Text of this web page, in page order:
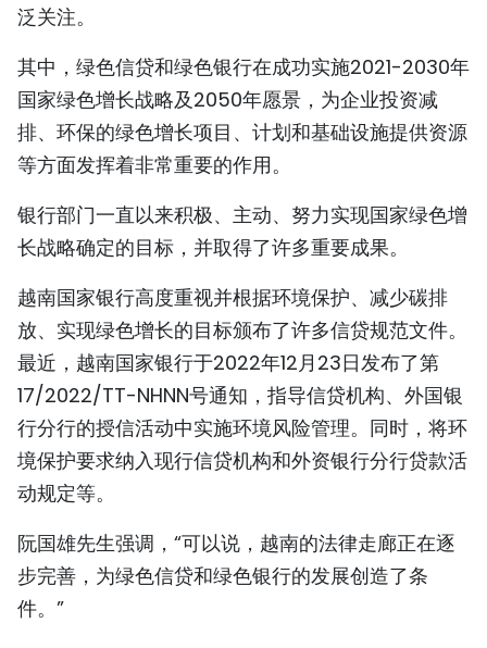
FRANÇAIS
РУССКИЙ
泛关注。
其中，绿色信贷和绿色银行在成功实施2021-2030年
国家绿色增长战略及2050年愿景，为企业投资减
排、环保的绿色增长项目、计划和基础设施提供资源
等方面发挥着非常重要的作用。
银行部门一直以来积极、主动、努力实现国家绿色增
长战略确定的目标，并取得了许多重要成果。
越南国家银行高度重视并根据环境保护、减少碳排
放、实现绿色增长的目标颁布了许多信贷规范文件。
最近，越南国家银行于2022年12月23日发布了第
17/2022/TT-NHNN号通知，指导信贷机构、外国银
行分行的授信活动中实施环境风险管理。同时，将环
境保护要求纳入现行信贷机构和外资银行分行贷款活
动规定等。
阮国雄先生强调，“可以说，越南的法律走廊正在逐
步完善，为绿色信贷和绿色银行的发展创造了条
件。”